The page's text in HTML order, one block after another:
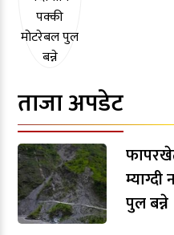
ताजा अपडेट
पुल बन्ने